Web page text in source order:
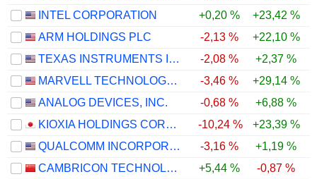
INTEL CORPORATION
+0,20 % +23,42 %
ARM HOLDINGS PLC
-2,13 % +22,10 %
TEXAS INSTRUMENTS INCORPORATED
-2,08 % +2,37 %
MARVELL TECHNOLOGY GROUP LTD
-3,46 % +29,14 %
ANALOG DEVICES, INC.
-0,68 % +6,88 %
KIOXIA HOLDINGS CORPORATION
-10,24 % +23,39 %
QUALCOMM INCORPORATED
-3,16 % +1,19 %
CAMBRICON TECHNOLOGIES CORPORATION LIMITED
+5,44 % -0,87 %